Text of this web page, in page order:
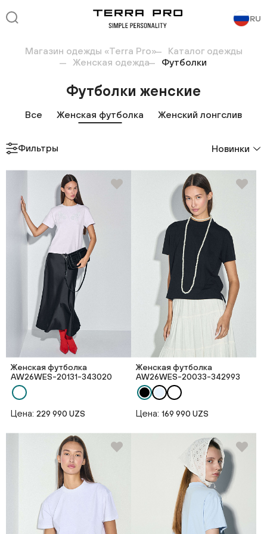
RU
Магазин одежды «Terra Pro»
Каталог одежды
Женская одежда
Футболки
Футболки женские
Все Женская футболка Женский лонгслив
Фильтры Новинки
Женская футболка
AW26WES-20131-343020
Цена: 229 990 UZS
Женская футболка
AW26WES-20033-342993
Цена: 169 990 UZS